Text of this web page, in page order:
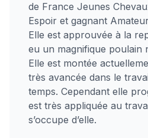
de France Jeunes
Espoir et gagnant
Elle est approuvée à la
eu un magnifique poulain
Elle est montée
très avancée dans le
temps. Cependant elle
est très appliquée au
s’occupe d’elle.